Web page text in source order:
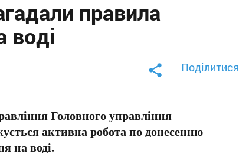
правила
воді
Поділитися
Головного управління
активна робота по донесенню
на воді.